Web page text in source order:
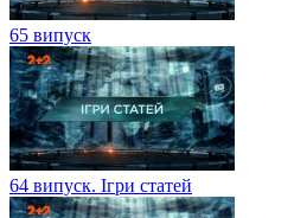
65 випуск
64 випуск. Ігри статей